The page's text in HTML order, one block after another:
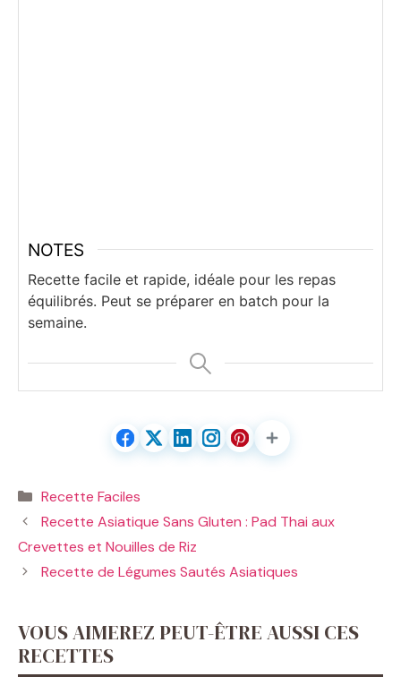
NOTES
Recette facile et rapide, idéale pour les repas
équilibrés. Peut se préparer en batch pour la
semaine.
Catégories
Recette Faciles
Recette Asiatique Sans Gluten : Pad Thai aux
Crevettes et Nouilles de Riz
Recette de Légumes Sautés Asiatiques
VOUS AIMEREZ PEUT-ÊTRE AUSSI CES
RECETTES